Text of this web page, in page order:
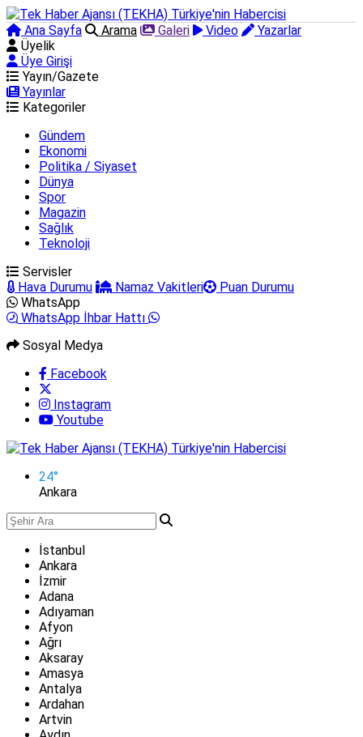
Ana Sayfa Arama Galeri Video
Yazarlar
Üyelik
Üye Girişi
Yayın/Gazete
Yayınlar
Kategoriler
Gündem
Ekonomi
Politika / Siyaset
Dünya
Spor
Magazin
Sağlık
Teknoloji
Servisler
Hava Durumu
Namaz Vakitleri
Puan Durumu
WhatsApp
WhatsApp İhbar Hattı
Sosyal Medya
Facebook
Instagram
Youtube
24°
Ankara
İstanbul
Ankara
İzmir
Adana
Adıyaman
Afyon
Ağrı
Aksaray
Amasya
Antalya
Ardahan
Artvin